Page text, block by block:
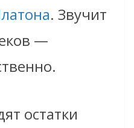
. Звучит
—
остатки